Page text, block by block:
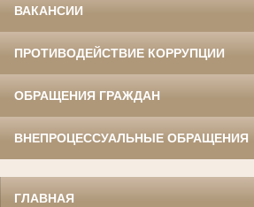
ВАКАНСИИ
ПРОТИВОДЕЙСТВИЕ КОРРУПЦИИ
ОБРАЩЕНИЯ ГРАЖДАН
ВНЕПРОЦЕССУАЛЬНЫЕ ОБРАЩЕНИЯ
ГЛАВНАЯ